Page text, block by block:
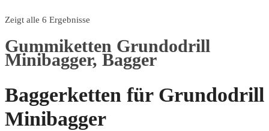
Zeigt alle 6 Ergebnisse
Gummiketten Grundodrill
Minibagger, Bagger
Baggerketten für Grundodrill
Minibagger